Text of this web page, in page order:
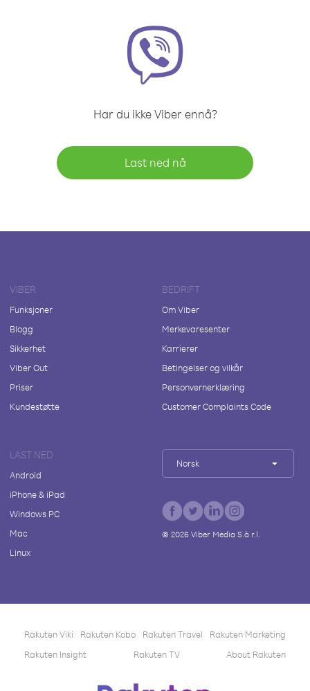
Har du ikke Viber ennå?
Last ned nå
VIBER
Funksjoner
Blogg
Sikkerhet
Viber Out
Priser
Kundestøtte
BEDRIFT
Om Viber
Merkevaresenter
Karrierer
Betingelser og vilkår
Personvernerklæring
Customer Complaints Code
LAST NED
Android
iPhone & iPad
Windows PC
Mac
Linux
Norsk
© 2026Viber Media S.à r.l.
Rakuten Viki Rakuten Kobo Rakuten Travel
Rakuten Marketing
Rakuten Insight
Rakuten TV About Rakuten